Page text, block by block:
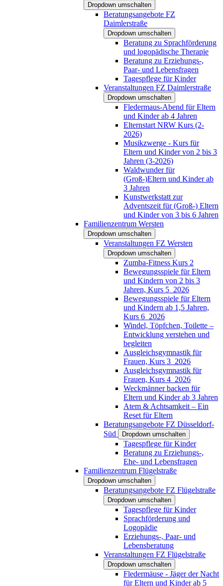
Dropdown umschalten
Beratungsangebote FZ
Daimlerstraße
Dropdown umschalten
Beratung zu Sprachförderung
und logopädische Therapie
Beratung zu Erziehungs-,
Paar- und Lebensfragen
Tagespflege für Kinder
Veranstaltungen FZ Daimlerstraße
Dropdown umschalten
Fledermaus-Abend für Eltern
und Kinder ab 4 Jahren
Elternstart NRW Kurs (2-
2026)
Musikzwerge - Kurs für
Eltern und Kinder von 2 bis 3
Jahren (3-2026)
Waldwunder für
(Groß-)Eltern und Kinder ab
3 Jahren
Kunstwerkstatt zur
Adventszeit für (Groß-) Eltern
und Kinder von 3 bis 6 Jahren
Familienzentrum Wersten
Dropdown umschalten
Veranstaltungen FZ Wersten
Dropdown umschalten
Zumba-Fitness Kurs 2
Bewegungsspiele für Eltern
und Kindern von 2 bis 3
Jahren, Kurs 5_2026
Bewegungsspiele für Eltern
und Kindern ab 1,5 Jahren,
Kurs 6_2026
Windel, Töpfchen, Toilette –
Entwicklung verstehen und
begleiten
Ausgleichsgymnastik für
Frauen, Kurs 3_2026
Ausgleichsgymnastik für
Frauen, Kurs 4_2026
Weckmänner backen für
Eltern und Kinder ab 3 Jahren
Atem & Achtsamkeit – Ein
Reset für Eltern
Beratungsangebote FZ Düsseldorf-
Süd
Dropdown umschalten
Tagespflege für Kinder
Beratung zu Erziehungs-,
Ehe- und Lebensfragen
Familienzentrum Flügelstraße
Dropdown umschalten
Beratungsangebote FZ Flügelstraße
Dropdown umschalten
Tagespflege für Kinder
Sprachförderung und
Logopädie
Erziehungs-, Paar- und
Lebensberatung
Veranstaltungen FZ Flügelstraße
Dropdown umschalten
Fledermäuse - Jäger der Nacht
für Eltern und Kinder ab 5